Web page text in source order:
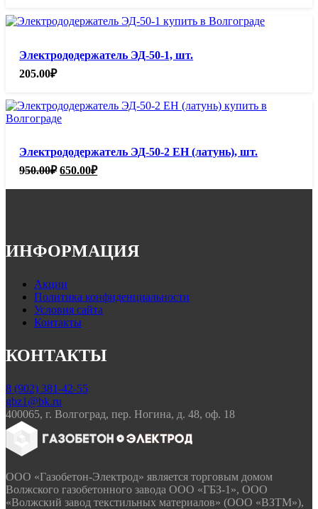
Электрододержатель ЭД-50-1, шт.
205.00₽
Электрододержатель ЭД-50-2 ЕН (латунь), шт.
950.00₽ Первоначальная
650.00₽Текущая
ИНФОРМАЦИЯ
Акции
Политика конфиденциальности
Условия сайта
Контакты
КОНТАКТЫ
8 (902) 381-42-55
gbz1@bk.ru
400065, г. Волгоград, пер. Ногина, д. 48, оф. 18
ООО «Газобетон-Электрод» является торговым домом
Волжского газобетонного завода ООО «ГБЗ-1», ООО
«Волжский завод текстильных материалов» (ООО «ВЗТМ»),